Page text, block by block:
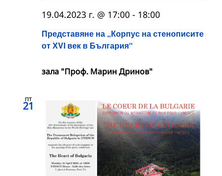
Представяне на „Корпус на стенописите
от ХVІ век в България“
19.04.2023 г. @ 17:00 - 18:00
зала "Проф. Марин Дринов"
пт
21